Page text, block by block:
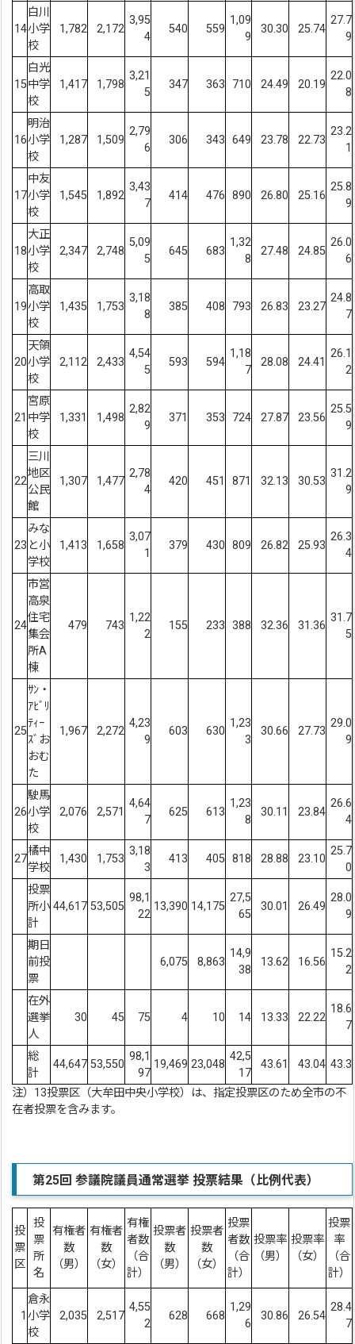
14
白川
小学
校
1,782 2,172
3,95
4
540 559
1,09
9
30.30 25.74
27.7
9
15
白光
中学
校
1,417 1,798
3,21
5
347 363 710 24.49 20.19
22.0
8
16
明治
小学
校
1,287 1,509
2,79
6
306 343 649 23.78 22.73
23.2
1
17
中友
小学
校
1,545 1,892
3,43
7
414 476 890 26.80 25.16
25.8
9
18
大正
小学
校
2,347 2,748
5,09
5
645 683
1,32
8
27.48 24.85
26.0
6
19
高取
小学
校
1,435 1,753
3,18
8
385 408 793 26.83 23.27
24.8
7
20
天領
小学
校
2,112 2,433
4,54
5
593 594
1,18
7
28.08 24.41
26.1
2
21
宮原
中学
校
1,331 1,498
2,82
9
371 353 724 27.87 23.56
25.5
9
22
三川
地区
公民
館
1,307 1,477
2,78
4
420 451 871 32.13 30.53
31.2
9
23
みな
と小
学校
1,413 1,658
3,07
1
379 430 809 26.82 25.93
26.3
4
24
市営
高泉
住宅
集会
所A
棟
479 743
1,22
2
155 233 388 32.36 31.36
31.7
5
25
ｻﾝ・
ｱﾋﾞﾘ
ﾃｨｰ
ｽﾞお
おむ
た
1,967 2,272
4,23
9
603 630
1,23
3
30.66 27.73
29.0
9
26
駛馬
小学
校
2,076 2,571
4,64
7
625 613
1,23
8
30.11 23.84
26.6
4
27
橘中
学校
1,430 1,753
3,18
3
413 405 818 28.88 23.10
25.7
0
投票
所小
計
44,617 53,505
98,1
22
13,390 14,175
27,5
65
30.01 26.49
28.0
9
期日
前投
票
6,075 8,863
14,9
38
13.62 16.56
15.2
2
在外
選挙
人
30 45 75 4 10 14 13.33 22.22
18.6
7
総
計
44,647 53,550
98,1
97
19,469 23,048
42,5
17
43.61 43.04 43.3
注）13投票区（大牟田中央小学校）は、指定投票区のため全市の不
在者投票を含みます。
第25回参議院議員通常選挙 投票結果（比例代表）
投
票
区
投
票
所
名
有権者
数
（男）
有権者
数
（女）
有権
者数
（合
計）
投票者
数
（男）
投票者
数
（女）
投票
者数
（合
計）
投票率
（男）
投票率
（女）
投票
率
（合
計）
1
倉永
小学
校
2,035 2,517
4,55
2
628 668
1,29
6
30.86 26.54
28.4
7